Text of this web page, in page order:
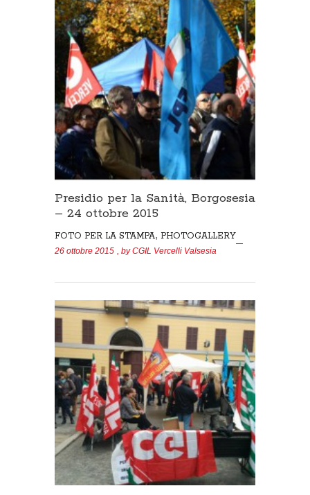
Presidio per la Sanità, Borgosesia
– 24 ottobre 2015
FOTO PER LA STAMPA, PHOTOGALLERY
26 ottobre 2015 , byCGIL Vercelli Valsesia